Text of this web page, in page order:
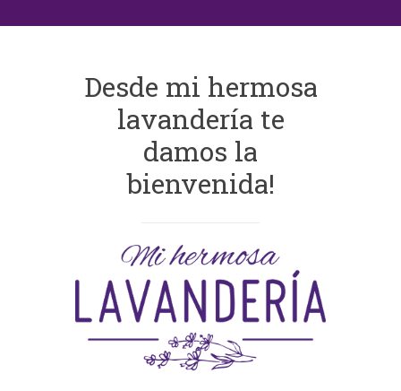
Desde mi hermosa
lavandería te
damos la
bienvenida!